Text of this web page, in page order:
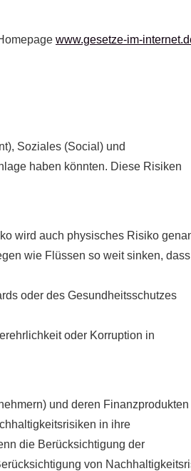
www.gesetze-im-
Soziales (Social) und
haben könnten. Diese Risiken
wird auch physisches Risiko
wie Flüssen so weit sinken,
oder des Gesundheitsschutzes
oder Korruption in
und deren Finanzprodukten
in ihre
die Berücksichtigung der
von